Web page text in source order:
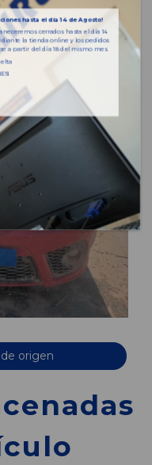
origen
hasta el día 14 de Agosto!
cerrados hasta el día 14
la tienda online y los pedidos
a partir del día 18 del mismo mes.